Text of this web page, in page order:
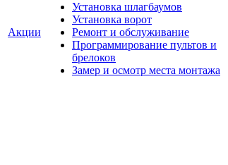
Акции
Установка шлагбаумов
Установка ворот
Ремонт и обслуживание
Программирование пультов и
брелоков
Замер и осмотр места монтажа